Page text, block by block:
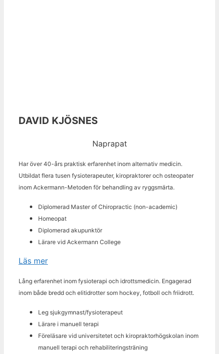
DAVID KJÖSNES
Naprapat
Har över 40-års praktisk erfarenhet inom alternativ medicin.
Utbildat flera tusen fysioterapeuter, kiropraktorer och osteopater
inom Ackermann-Metoden för behandling av ryggsmärta.
Diplomerad Master of Chiropractic (non-academic)
Homeopat
Diplomerad akupunktör
Lärare vid Ackermann College
Läs mer
Lång erfarenhet inom fysioterapi och idrottsmedicin. Engagerad
inom både bredd och elitidrotter som hockey, fotboll och friidrott.
Leg sjukgymnast/fysioterapeut
Lärare i manuell terapi
Föreläsare vid universitetet och kiropraktorhögskolan inom
manuell terapi och rehabiliteringsträning